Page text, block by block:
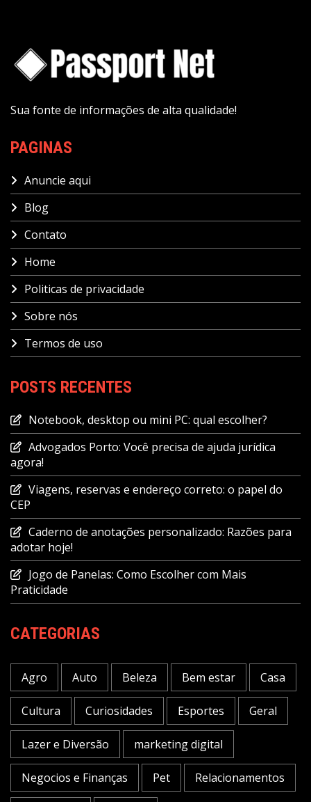
Sua fonte de informações de alta qualidade!
PAGINAS
Anuncie aqui
Blog
Contato
Home
Politicas de privacidade
Sobre nós
Termos de uso
POSTS RECENTES
Notebook, desktop ou mini PC: qual escolher?
Advogados Porto: Você precisa de ajuda jurídica
agora!
Viagens, reservas e endereço correto: o papel do
CEP
Caderno de anotações personalizado: Razões para
adotar hoje!
Jogo de Panelas: Como Escolher com Mais
Praticidade
CATEGORIAS
Agro Auto Beleza Bem estar Casa
Cultura Curiosidades Esportes Geral
Lazer e Diversão marketing digital
Negocios e Finanças Pet Relacionamentos